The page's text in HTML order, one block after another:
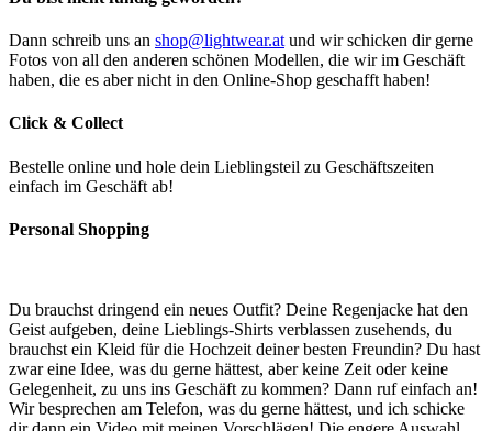
Dann schreib uns an shop@lightwear.at und wir schicken dir gerne
Fotos von all den anderen schönen Modellen, die wir im Geschäft
haben, die es aber nicht in den Online-Shop geschafft haben!
Click & Collect
Bestelle online und hole dein Lieblingsteil zu Geschäftszeiten
einfach im Geschäft ab!
Personal Shopping
Du brauchst dringend ein neues Outfit? Deine Regenjacke hat den
Geist aufgeben, deine Lieblings-Shirts verblassen zusehends, du
brauchst ein Kleid für die Hochzeit deiner besten Freundin? Du hast
zwar eine Idee, was du gerne hättest, aber keine Zeit oder keine
Gelegenheit, zu uns ins Geschäft zu kommen? Dann ruf einfach an!
Wir besprechen am Telefon, was du gerne hättest, und ich schicke